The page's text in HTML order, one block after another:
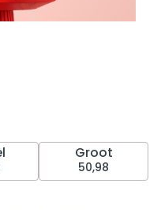
Groot
50,98